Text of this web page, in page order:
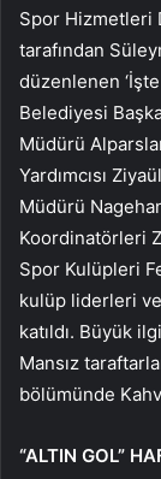
Spor Hizmetleri
tarafından
düzenlenen
Belediyesi
Müdürü
Yardımcısı
Müdürü
Koordinatörleri
Spor Kulüpleri
kulüp liderleri
katıldı. Büyük
Mansız
bölümünde
“ALTIN ​​GOL”